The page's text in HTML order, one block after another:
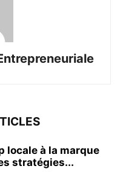
locale à la marque
stratégies...